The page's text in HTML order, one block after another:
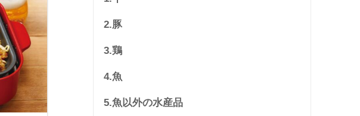
2.豚
3.鶏
4.魚
5.魚以外の水産品